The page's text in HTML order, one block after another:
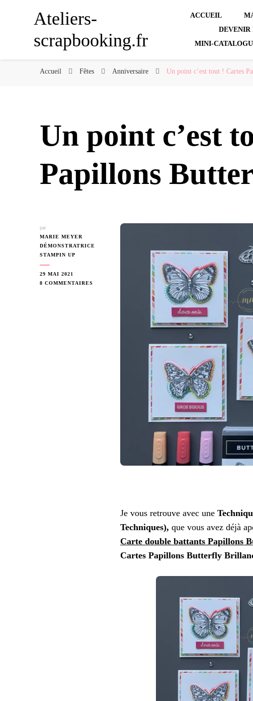
Ateliers-
scrapbooking.fr
ACCUEIL
DEVENIR
MINI-
Accueil Fêtes Anniversaire Un point c’est tout ! Cartes
Un point c’est
Papillons
par
MARIE MEYER
DÉMONSTRATRICE
STAMPIN UP
29 MAI 2021
8 COMMENTAIRES
Je vous retrouve avec une
Techniques), que vous avez déjà
Carte double battants Papillons
Cartes Papillons Butterfly